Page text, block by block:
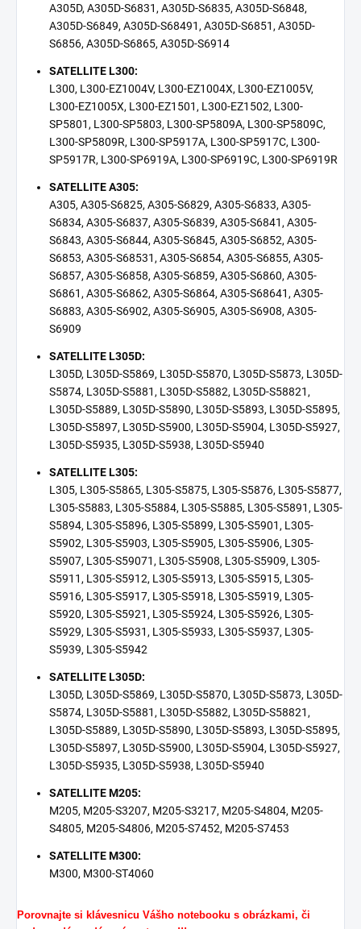
A305D, A305D-S6831, A305D-S6835, A305D-S6848,
A305D-S6849, A305D-S68491, A305D-S6851, A305D-
S6856, A305D-S6865, A305D-S6914
SATELLITE L300:
L300, L300-EZ1004V, L300-EZ1004X, L300-EZ1005V,
L300-EZ1005X, L300-EZ1501, L300-EZ1502, L300-
SP5801, L300-SP5803, L300-SP5809A, L300-SP5809C,
L300-SP5809R, L300-SP5917A, L300-SP5917C, L300-
SP5917R, L300-SP6919A, L300-SP6919C, L300-SP6919R
SATELLITE A305:
A305, A305-S6825, A305-S6829, A305-S6833, A305-
S6834, A305-S6837, A305-S6839, A305-S6841, A305-
S6843, A305-S6844, A305-S6845, A305-S6852, A305-
S6853, A305-S68531, A305-S6854, A305-S6855, A305-
S6857, A305-S6858, A305-S6859, A305-S6860, A305-
S6861, A305-S6862, A305-S6864, A305-S68641, A305-
S6883, A305-S6902, A305-S6905, A305-S6908, A305-
S6909
SATELLITE L305D:
L305D, L305D-S5869, L305D-S5870, L305D-S5873, L305D-
S5874, L305D-S5881, L305D-S5882, L305D-S58821,
L305D-S5889, L305D-S5890, L305D-S5893, L305D-S5895,
L305D-S5897, L305D-S5900, L305D-S5904, L305D-S5927,
L305D-S5935, L305D-S5938, L305D-S5940
SATELLITE L305:
L305, L305-S5865, L305-S5875, L305-S5876, L305-S5877,
L305-S5883, L305-S5884, L305-S5885, L305-S5891, L305-
S5894, L305-S5896, L305-S5899, L305-S5901, L305-
S5902, L305-S5903, L305-S5905, L305-S5906, L305-
S5907, L305-S59071, L305-S5908, L305-S5909, L305-
S5911, L305-S5912, L305-S5913, L305-S5915, L305-
S5916, L305-S5917, L305-S5918, L305-S5919, L305-
S5920, L305-S5921, L305-S5924, L305-S5926, L305-
S5929, L305-S5931, L305-S5933, L305-S5937, L305-
S5939, L305-S5942
SATELLITE L305D:
L305D, L305D-S5869, L305D-S5870, L305D-S5873, L305D-
S5874, L305D-S5881, L305D-S5882, L305D-S58821,
L305D-S5889, L305D-S5890, L305D-S5893, L305D-S5895,
L305D-S5897, L305D-S5900, L305D-S5904, L305D-S5927,
L305D-S5935, L305D-S5938, L305D-S5940
SATELLITE M205:
M205, M205-S3207, M205-S3217, M205-S4804, M205-
S4805, M205-S4806, M205-S7452, M205-S7453
SATELLITE M300:
M300, M300-ST4060
Porovnajte si klávesnicu Vášho notebooku s obrázkami, či